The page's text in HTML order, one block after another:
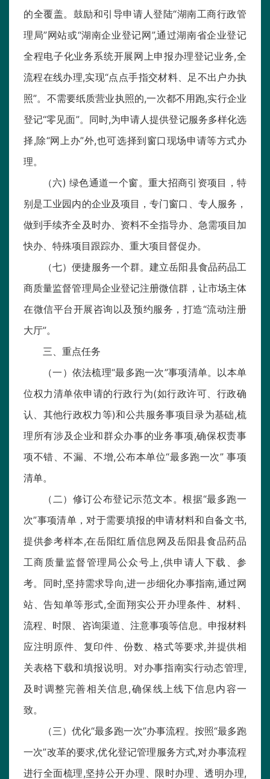
的全覆盖。鼓励和引导申请人登陆“湖南工商行政管
理局”网站或“湖南企业登记网”,通过湖南省企业登记
全程电子化业务系统开展网上申报办理登记业务,全
流程在线办理,实现“点点手指交材料、足不出户办执
照”。不需要纸质营业执照的,一次都不用跑,实行企业
登记“零见面”。同时,为申请人提供登记服务多样化选
择,除“网上办”外,也可选择到窗口现场申请等方式办
理。
（六) 绿色通道一个窗。重大招商引资项目，特
别是工业园内的企业及项目，专门窗口、专人服务，
做到手续齐全及时办、资料不全指导办、急需项目加
快办、特殊项目跟踪办、重大项目督促办。
（七）便捷服务一个群。建立岳阳县食品药品工
商质量监督管理局企业登记注册微信群，让市场主体
在微信平台开展咨询以及预约服务，打造“流动注册
大厅”。
三、重点任务
（一）依法梳理“最多跑一次”事项清单。以本单
位权力清单依申请的行政行为(如行政许可、行政确
认、其他行政权力等)和公共服务事项目录为基础,梳
理所有涉及企业和群众办事的业务事项,确保权责事
项不错、不漏、不增,公布本单位“最多跑一次” 事项
清单。
（二）修订公布登记示范文本。根据“最多跑一
次”事项清单，对于需要填报的申请材料和自备文书,
提供参考样本,在岳阳红盾信息网及岳阳县食品药品
工商质量监督管理局公众号上,供申请人下载、参
考。同时,坚持需求导向,进一步细化办事指南,通过网
站、告知单等形式,全面翔实公开办理条件、材料、
流程、时限、咨询渠道、注意事项等信息。申报材料
应注明原件、复印件、份数、格式等要求,并提供相
关表格下载和填报说明。对办事指南实行动态管理,
及时调整完善相关信息,确保线上线下信息内容一
致。
（三）优化“最多跑一次”办事流程。按照“最多跑
一次”改革的要求,优化登记管理服务方式,对办事流程
进行全面梳理,坚持公开办理、限时办理、透明办理,